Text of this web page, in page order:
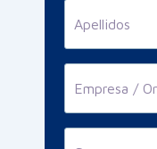
Empresa
Organización
Cargo